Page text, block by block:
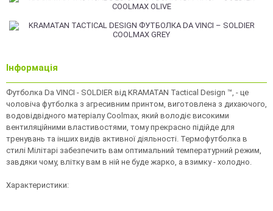
Інформація
Футболка Da VINCI - SOLDIER від KRAMATAN Tactical Design ™, - це
чоловіча футболка з агресивним принтом, виготовлена з дихаючого,
водовідвідного матеріалу Coolmax, який володіє високими
вентиляційними властивостями, тому прекрасно підійде для
тренувань та інших видів активної діяльності. Термофутболка в
стилі Мілітарі забезпечить вам оптимальний температурний режим,
завдяки чому, влітку вам в ній не буде жарко, а взимку - холодно.
Характеристики: